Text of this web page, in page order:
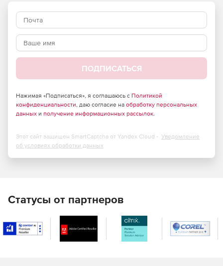
Планирование. Гибкая фильтрация списка задач,
графикам.
Гибкое управление задачами в проекте. Возможность
назначать исполнителей, устанавливать сроки,
использовать возможности фильтрации списка задач,
Диаграмма Ганта и отчеты. Контроль прогресса по
задачам с помощью диаграммы Ганта и
информативных отчетов.
ПОДПИСАТЬСЯ
Нажимая «Подписаться», я соглашаюсь с Политикой
конфиденциальности, даю согласие на обработку персональных
данных и получение информационных рассылок.
Этот сайт защищен SmartCaptcha от Yandex Cloud - Уведомление
об условиях обработки данных
Статусы от партнеров